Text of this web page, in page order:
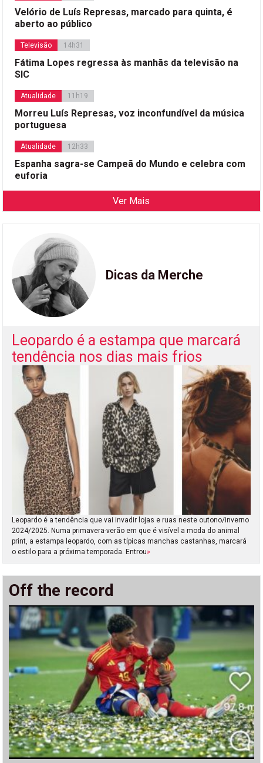
Velório de Luís Represas, marcado para quinta, é
aberto ao público
Televisão 14h31
Fátima Lopes regressa às manhãs da televisão na
SIC
Atualidade 11h19
Morreu Luís Represas, voz inconfundível da música
portuguesa
Atualidade 12h33
Espanha sagra-se Campeã do Mundo e celebra com
euforia
Ver Mais
Dicas da Merche
Leopardo é a estampa que marcará
tendência nos dias mais frios
Leopardo é a tendência que vai invadir lojas e ruas neste outono/inverno
2024/2025. Numa primavera-verão em que é visível a moda do animal
print, a estampa leopardo, com as típicas manchas castanhas, marcará
o estilo para a próxima temporada. Entrou»
Off the record